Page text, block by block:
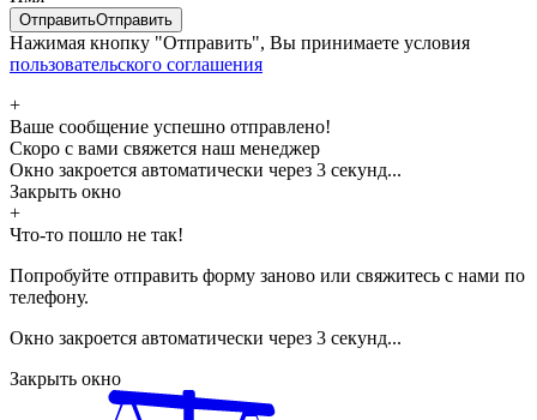
ОтправитьОтправить
Нажимая кнопку "Отправить", Вы принимаете условия
пользовательского соглашения
+
Ваше сообщение успешно отправлено!
Скоро с вами свяжется наш менеджер
Окно закроется автоматически через 3 секунд...
Закрыть окно
+
Что-то пошло не так!
Попробуйте отправить форму заново или свяжитесь с нами по
телефону.
Окно закроется автоматически через 3 секунд...
Закрыть окно